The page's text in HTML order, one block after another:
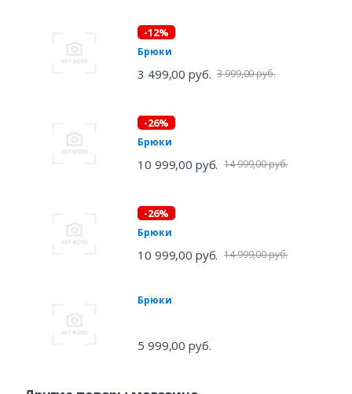
-12%
Брюки
3 499,00 руб. 3 999,00 руб.
-26%
Брюки
10 999,00 руб. 14 999,00 руб.
-26%
Брюки
10 999,00 руб. 14 999,00 руб.
Брюки
5 999,00 руб.